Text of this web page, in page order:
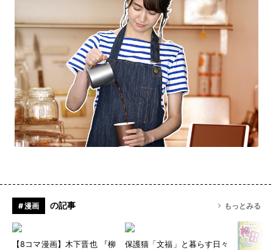
# 漫画 の記事 もっとみる
【8コマ漫画】木下晋也 『柳
保護猫「文福」と暮らす日々